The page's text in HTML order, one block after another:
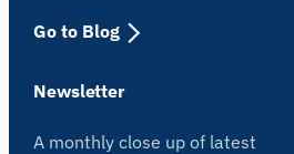
Go to Blog
Newsletter
A monthly close up of latest